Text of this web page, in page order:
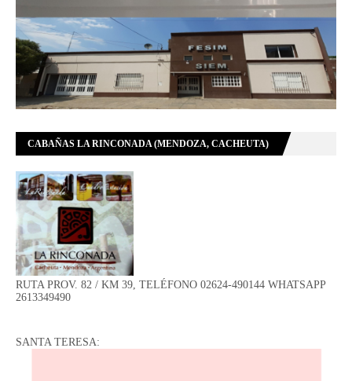
CABAÑAS LA RINCONADA (MENDOZA, CACHEUTA)
RUTA PROV. 82 / KM 39, TELÉFONO 02624-490144 WHATSAPP
2613349490
SANTA TERESA: